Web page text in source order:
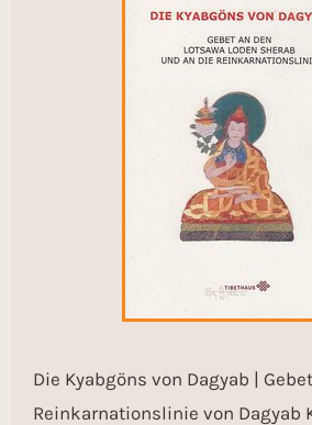
Die Kyabgöns von Dagyab |
Reinkarnationslinie von Dagyab